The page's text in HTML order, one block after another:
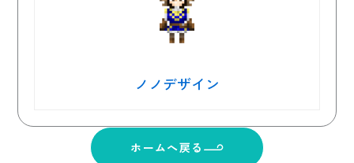
ノノデザイン
ホームへ戻る